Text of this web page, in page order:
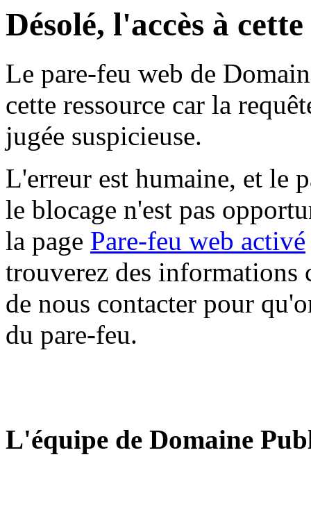
Désolé, l'accès à
Le pare-feu web de
cette ressource car la
jugée suspicieuse.
L'erreur est humaine, et le
le blocage n'est pas
la page Pare-feu web activé
trouverez des informations
de nous contacter pour
du pare-feu.
L'équipe de Domaine